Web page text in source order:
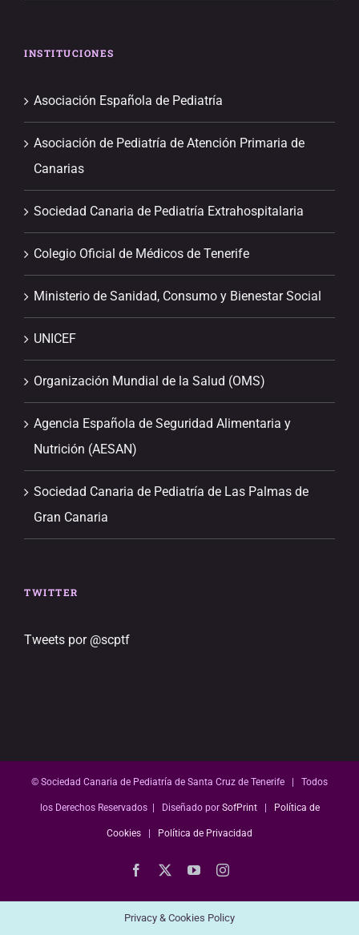
INSTITUCIONES
Asociación Española de Pediatría
Asociación de Pediatría de Atención Primaria de
Canarias
Sociedad Canaria de Pediatría Extrahospitalaria
Colegio Oficial de Médicos de Tenerife
Ministerio de Sanidad, Consumo y Bienestar Social
UNICEF
Organización Mundial de la Salud (OMS)
Agencia Española de Seguridad Alimentaria y
Nutrición (AESAN)
Sociedad Canaria de Pediatría de Las Palmas de
Gran Canaria
TWITTER
Tweets por @scptf
© Sociedad Canaria de Pediatría de Santa Cruz de Tenerife | Todos
los Derechos Reservados | Diseñado por SofPrint| Política de
Cookies | Política de Privacidad
Facebook YouTubeInstagram
Privacy & Cookies Policy